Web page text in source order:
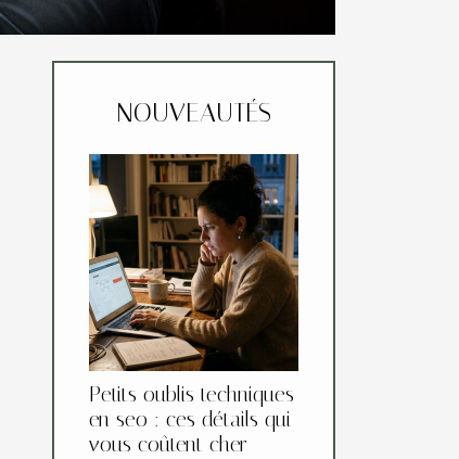
NOUVEAUTÉS
Petits oublis techniques
en seo : ces détails qui
vous coûtent cher